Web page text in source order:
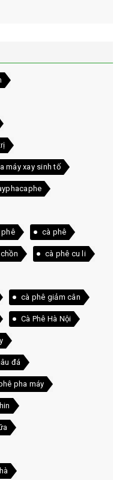
máy xay sinh tố
phê cà phê
cà phê cu li
cà phê giảm cân
Cà Phê Hà Nội
đá
pha máy